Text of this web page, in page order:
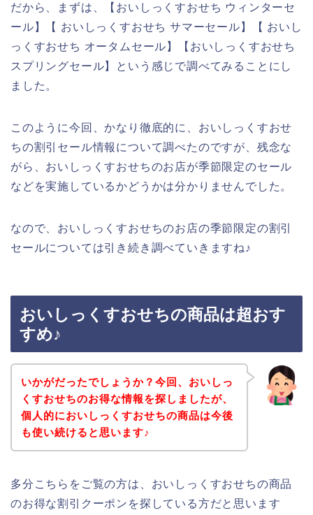
だから、まずは、【おいしっくすおせち ウィンターセ
ール】【 おいしっくすおせち サマーセール】【 おいし
っくすおせち オータムセール】【おいしっくすおせち
スプリングセール】という感じで調べてみることにし
ました。
このように今回、かなり徹底的に、おいしっくすおせ
ちの割引セール情報について調べたのですが、残念な
がら、おいしっくすおせちのお店が季節限定のセール
などを実施しているかどうかは分かりませんでした。
なので、おいしっくすおせちのお店の季節限定の割引
セールについては引き続き調べていきますね♪
おいしっくすおせちの商品は超おす
すめ♪
いかがだったでしょうか？今回、おいしっ
くすおせちのお得な情報を探しましたが、
個人的においしっくすおせちの商品は今後
も使い続けると思います♪
多分こちらをご覧の方は、おいしっくすおせちの商品
のお得な割引クーポンを探している方だと思います